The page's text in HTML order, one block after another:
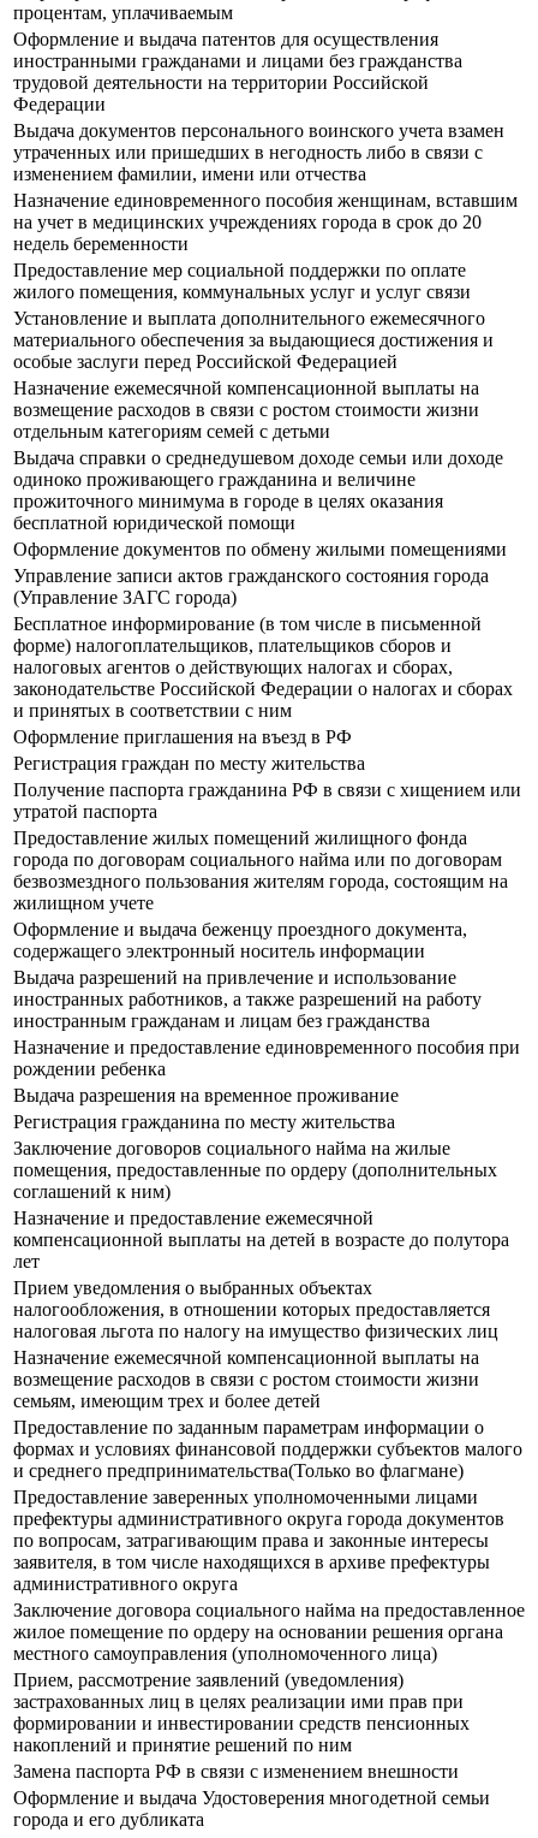
процентам, уплачиваемым
Оформление и выдача патентов для осуществления
иностранными гражданами и лицами без гражданства
трудовой деятельности на территории Российской
Федерации
Выдача документов персонального воинского учета взамен
утраченных или пришедших в негодность либо в связи с
изменением фамилии, имени или отчества
Назначение единовременного пособия женщинам, вставшим
на учет в медицинских учреждениях города в срок до 20
недель беременности
Предоставление мер социальной поддержки по оплате
жилого помещения, коммунальных услуг и услуг связи
Установление и выплата дополнительного ежемесячного
материального обеспечения за выдающиеся достижения и
особые заслуги перед Российской Федерацией
Назначение ежемесячной компенсационной выплаты на
возмещение расходов в связи с ростом стоимости жизни
отдельным категориям семей с детьми
Выдача справки о среднедушевом доходе семьи или доходе
одиноко проживающего гражданина и величине
прожиточного минимума в городе в целях оказания
бесплатной юридической помощи
Оформление документов по обмену жилыми помещениями
Управление записи актов гражданского состояния города
(Управление ЗАГС города)
Бесплатное информирование (в том числе в письменной
форме) налогоплательщиков, плательщиков сборов и
налоговых агентов о действующих налогах и сборах,
законодательстве Российской Федерации о налогах и сборах
и принятых в соответствии с ним
Оформление приглашения на въезд в РФ
Регистрация граждан по месту жительства
Получение паспорта гражданина РФ в связи с хищением или
утратой паспорта
Предоставление жилых помещений жилищного фонда
города по договорам социального найма или по договорам
безвозмездного пользования жителям города, состоящим на
жилищном учете
Оформление и выдача беженцу проездного документа,
содержащего электронный носитель информации
Выдача разрешений на привлечение и использование
иностранных работников, а также разрешений на работу
иностранным гражданам и лицам без гражданства
Назначение и предоставление единовременного пособия при
рождении ребенка
Выдача разрешения на временное проживание
Регистрация гражданина по месту жительства
Заключение договоров социального найма на жилые
помещения, предоставленные по ордеру (дополнительных
соглашений к ним)
Назначение и предоставление ежемесячной
компенсационной выплаты на детей в возрасте до полутора
лет
Прием уведомления о выбранных объектах
налогообложения, в отношении которых предоставляется
налоговая льгота по налогу на имущество физических лиц
Назначение ежемесячной компенсационной выплаты на
возмещение расходов в связи с ростом стоимости жизни
семьям, имеющим трех и более детей
Предоставление по заданным параметрам информации о
формах и условиях финансовой поддержки субъектов малого
и среднего предпринимательства(Только во флагмане)
Предоставление заверенных уполномоченными лицами
префектуры административного округа города документов
по вопросам, затрагивающим права и законные интересы
заявителя, в том числе находящихся в архиве префектуры
административного округа
Заключение договора социального найма на предоставленное
жилое помещение по ордеру на основании решения органа
местного самоуправления (уполномоченного лица)
Прием, рассмотрение заявлений (уведомления)
застрахованных лиц в целях реализации ими прав при
формировании и инвестировании средств пенсионных
накоплений и принятие решений по ним
Замена паспорта РФ в связи с изменением внешности
Оформление и выдача Удостоверения многодетной семьи
города и его дубликата